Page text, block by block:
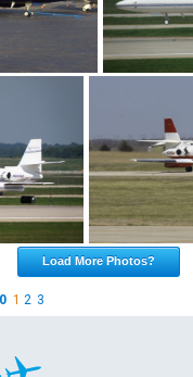
Load More Photos?
12 3